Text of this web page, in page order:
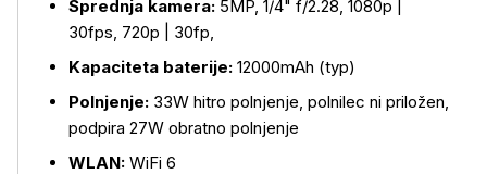
Sprednja kamera: 5MP, 1/4" f/2.28, 1080p |
30fps, 720p | 30fp,
Kapaciteta baterije: 12000mAh (typ)
Polnjenje: 33W hitro polnjenje, polnilec ni priložen,
podpira 27W obratno polnjenje
WLAN: WiFi 6